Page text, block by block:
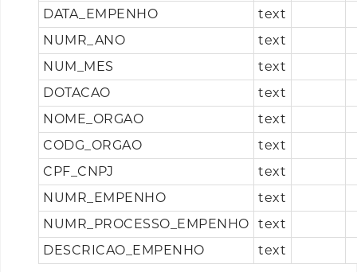
DATA_EMPENHO
text
NUMR_ANO
text
NUM_MES
text
DOTACAO
text
NOME_ORGAO
text
CODG_ORGAO
text
CPF_CNPJ
text
NUMR_EMPENHO
text
NUMR_PROCESSO_EMPENHO
text
DESCRICAO_EMPENHO
text